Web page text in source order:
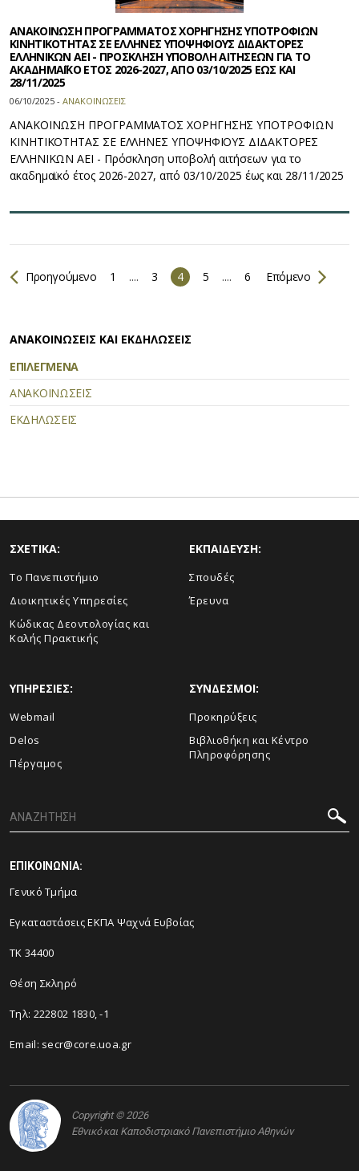
ΑΝΑΚΟΙΝΩΣΗ ΠΡΟΓΡΑΜΜΑΤΟΣ ΧΟΡΗΓΗΣΗΣ ΥΠΟΤΡΟΦΙΩΝ
ΚΙΝΗΤΙΚΟΤΗΤΑΣ ΣΕ ΕΛΛΗΝΕΣ ΥΠΟΨΗΦΙΟΥΣ ΔΙΔΑΚΤΟΡΕΣ
ΕΛΛΗΝΙΚΩΝ ΑΕΙ - ΠΡΟΣΚΛΗΣΗ ΥΠΟΒΟΛΗ ΑΙΤΗΣΕΩΝ ΓΙΑ ΤΟ
ΑΚΑΔΗΜΑΪΚΟ ΕΤΟΣ 2026-2027, ΑΠΟ 03/10/2025 ΕΩΣ ΚΑΙ
28/11/2025
06/10/2025 - ΑΝΑΚΟΙΝΩΣΕΙΣ
ΑΝΑΚΟΙΝΩΣΗ ΠΡΟΓΡΑΜΜΑΤΟΣ ΧΟΡΗΓΗΣΗΣ ΥΠΟΤΡΟΦΙΩΝ
ΚΙΝΗΤΙΚΟΤΗΤΑΣ ΣΕ ΕΛΛΗΝΕΣ ΥΠΟΨΗΦΙΟΥΣ ΔΙΔΑΚΤΟΡΕΣ
ΕΛΛΗΝΙΚΩΝ ΑΕΙ - Πρόσκληση υποβολή αιτήσεων για το
ακαδημαϊκό έτος 2026-2027, από 03/10/2025 έως και 28/11/2025
Προηγούμενο 1 .... 3 4 5 .... 6 Επόμενο
ΑΝΑΚΟΙΝΩΣΕΙΣ ΚΑΙ ΕΚΔΗΛΩΣΕΙΣ
ΕΠΙΛΕΓΜΕΝΑ
ΑΝΑΚΟΙΝΩΣΕΙΣ
ΕΚΔΗΛΩΣΕΙΣ
ΣΧΕΤΙΚΑ:
Το Πανεπιστήμιο
Διοικητικές Υπηρεσίες
Κώδικας Δεοντολογίας και
Καλής Πρακτικής
ΕΚΠΑΙΔΕΥΣΗ:
Σπουδές
Έρευνα
ΥΠΗΡΕΣΙΕΣ:
Webmail
Delos
Πέργαμος
ΣΥΝΔΕΣΜΟΙ:
Προκηρύξεις
Βιβλιοθήκη και Κέντρο
Πληροφόρησης
ΕΠΙΚΟΙΝΩΝΙΑ:
Γενικό Τμήμα
Εγκαταστάσεις ΕΚΠΑ Ψαχνά Ευβοίας
ΤΚ 34400
Θέση Σκληρό
Τηλ: 222802 1830, -1
Email: secr@core.uoa.gr
Copyright © 2026
Εθνικό και Καποδιστριακό Πανεπιστήμιο Αθηνών